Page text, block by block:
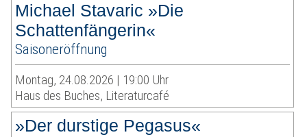
Michael Stavaric »Die
Schattenfängerin«
Saisoneröffnung
Montag, 24.08.2026 | 19:00 Uhr
Haus des Buches, Literaturcafé
»Der durstige Pegasus«